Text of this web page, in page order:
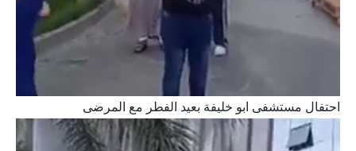
احتفال مستشفى ابو خليفة بعيد الفطر مع المرضى